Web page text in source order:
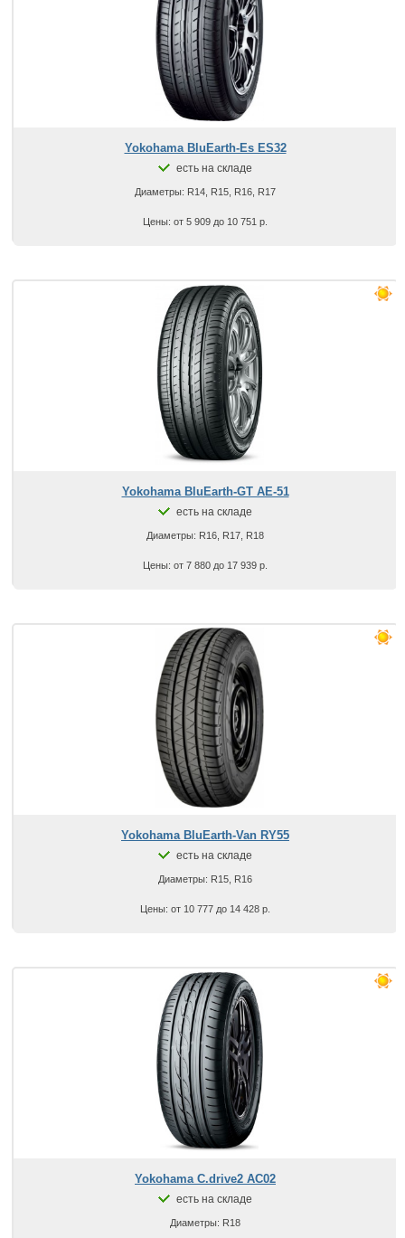
Yokohama BluEarth-Es ES32
есть на складе
Диаметры: R14, R15, R16, R17
Цены: от 5 909 до 10 751 р.
Yokohama BluEarth-GT AE-51
есть на складе
Диаметры: R16, R17, R18
Цены: от 7 880 до 17 939 р.
Yokohama BluEarth-Van RY55
есть на складе
Диаметры: R15, R16
Цены: от 10 777 до 14 428 р.
Yokohama C.drive2 AC02
есть на складе
Диаметры: R18